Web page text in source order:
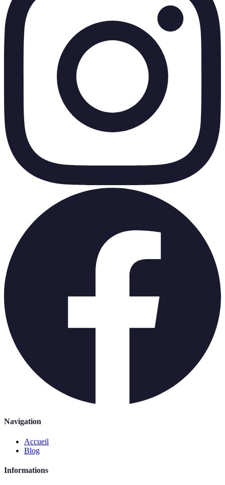
Navigation
Accueil
Blog
Informations